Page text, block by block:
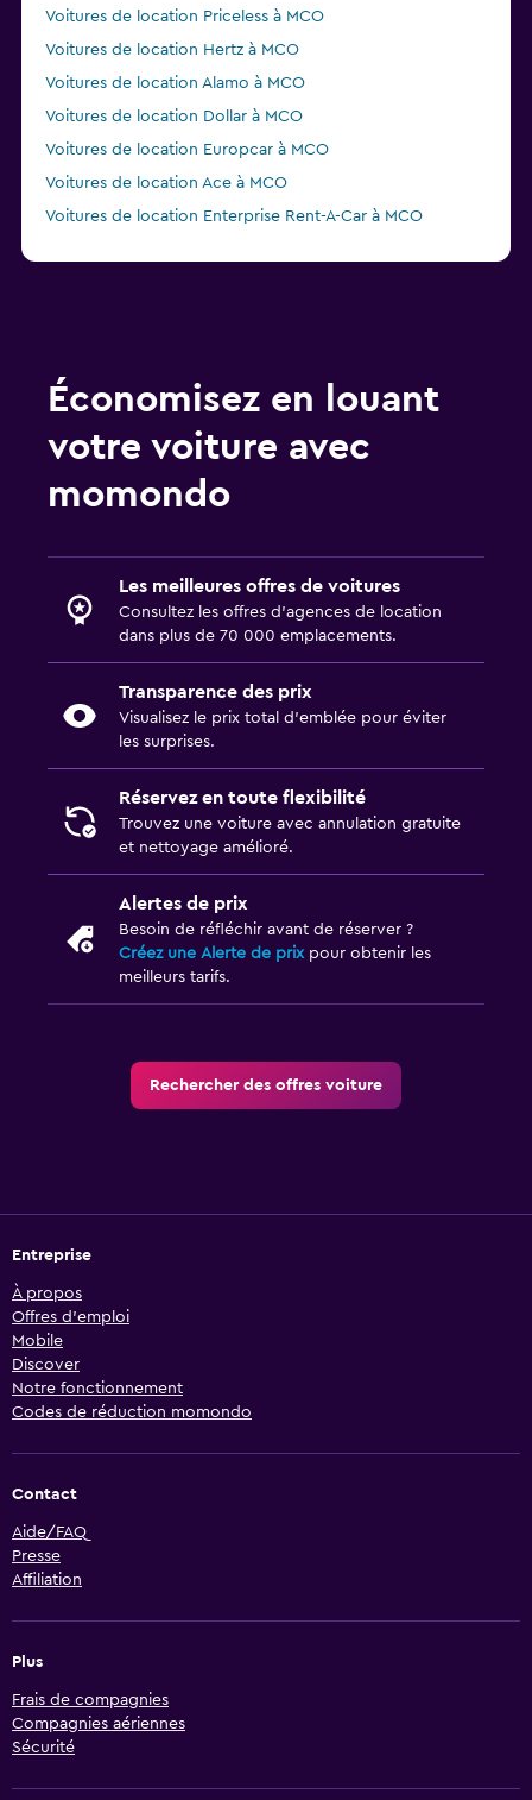
Voitures de location Priceless à MCO
Voitures de location Hertz à MCO
Voitures de location Alamo à MCO
Voitures de location Dollar à MCO
Voitures de location Europcar à MCO
Voitures de location Ace à MCO
Voitures de location Enterprise Rent-A-Car à MCO
Voitures de location Advantage à MCO
Voitures de location Economy Rent a Car à MCO
Voitures de location NU Car à MCO
Économisez en louant
votre voiture avec
momondo
Les meilleures offres de voitures
Consultez les offres d’agences de location
dans plus de 70 000 emplacements.
Transparence des prix
Visualisez le prix total d’emblée pour éviter
les surprises.
Réservez en toute flexibilité
Trouvez une voiture avec annulation gratuite
et nettoyage amélioré.
Alertes de prix
Besoin de réfléchir avant de réserver ?
Créez une Alerte de prixpour obtenir les
meilleurs tarifs.
Rechercher des offres voiture
Entreprise
À propos
Offres d’emploi
Mobile
Discover
Notre fonctionnement
Codes de réduction momondo
Contact
Aide/FAQ
Presse
Affiliation
Plus
Frais de compagnies
Compagnies aériennes
Sécurité